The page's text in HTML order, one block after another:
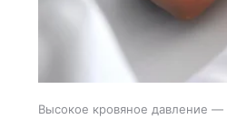
Высокое кровяное давление —